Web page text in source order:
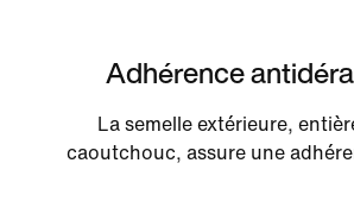
Adhérence
La semelle extérieure,
caoutchouc, assure une